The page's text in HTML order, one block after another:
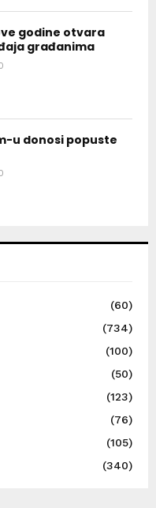
godine otvara
građanima
u donosi popuste
(60)
(734)
(100)
(50)
(123)
(76)
(105)
(340)